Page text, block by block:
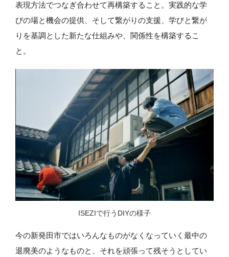
表現方法でつなぎ合わせて再構築すること。実践的な学
びの場と機会の提供、そして繋がりの支援、学びと繋が
りを基調とした新たな仕組みや、関係性を構築するこ
と。
ISEZIで行うDIYの様子
今の新発田市ではいろんなものがなくなっていく最中の
退廃美のようなものと、それを頑張って残そうとしてい